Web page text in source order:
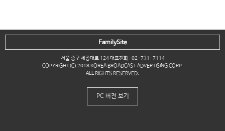
서울 중구 세종대로 124 대표전화 : 02-731-7114
COPYRIGHT(C) 2018 KOREA BROADCAST ADVERTISING CORP.
ALL RIGHTS RESERVED.
FamilySite
PC 버전 보기